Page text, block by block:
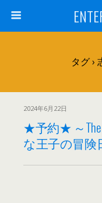
タグ ›
2024年6月22日
★予約★ ～The
な王子の冒険